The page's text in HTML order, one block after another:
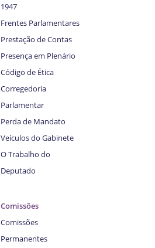
1947
Frentes Parlamentares
Prestação de Contas
Presença em Plenário
Código de Ética
Corregedoria
Parlamentar
Perda de Mandato
Veículos do Gabinete
O Trabalho do
Deputado
Comissões
Comissões
Permanentes